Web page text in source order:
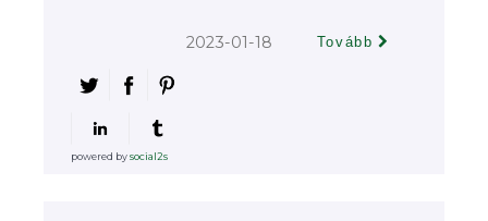
2023-01-18 Tovább
powered bysocial2s